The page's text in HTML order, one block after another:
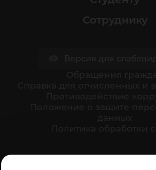
Сотруднику